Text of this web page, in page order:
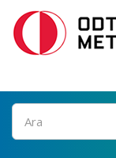
Ara